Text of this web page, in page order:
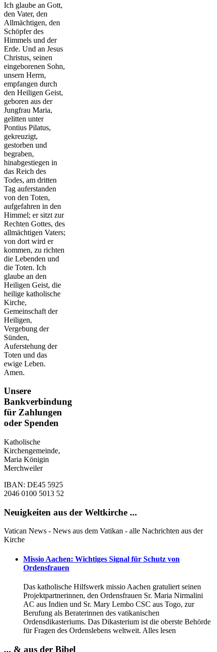
Ich glaube an Gott,
den Vater, den
Allmächtigen, den
Schöpfer des
Himmels und der
Erde. Und an Jesus
Christus, seinen
eingeborenen Sohn,
unsern Herrn,
empfangen durch
den Heiligen Geist,
geboren aus der
Jungfrau Maria,
gelitten unter
Pontius Pilatus,
gekreuzigt,
gestorben und
begraben,
hinabgestiegen in
das Reich des
Todes, am dritten
Tag auferstanden
von den Toten,
aufgefahren in den
Himmel; er sitzt zur
Rechten Gottes, des
allmächtigen Vaters;
von dort wird er
kommen, zu richten
die Lebenden und
die Toten. Ich
glaube an den
Heiligen Geist, die
heilige katholische
Kirche,
Gemeinschaft der
Heiligen,
Vergebung der
Sünden,
Auferstehung der
Toten und das
ewige Leben.
Amen.
Unsere
Bankverbindung
für Zahlungen
oder Spenden
Katholische
Kirchengemeinde,
Maria Königin
Merchweiler
IBAN: DE45 5925
2046 0100 5013 52
Neuigkeiten aus der Weltkirche ...
Vatican News - News aus dem Vatikan - alle Nachrichten aus der
Kirche
Missio Aachen: Wichtiges Signal für Schutz von
Ordensfrauen
Das katholische Hilfswerk missio Aachen gratuliert seinen
Projektpartnerinnen, den Ordensfrauen Sr. Maria Nirmalini
AC aus Indien und Sr. Mary Lembo CSC aus Togo, zur
Berufung als Beraterinnen des vatikanischen
Ordensdikasteriums. Das Dikasterium ist die oberste Behörde
für Fragen des Ordenslebens weltweit. Alles lesen
... & aus der Bibel